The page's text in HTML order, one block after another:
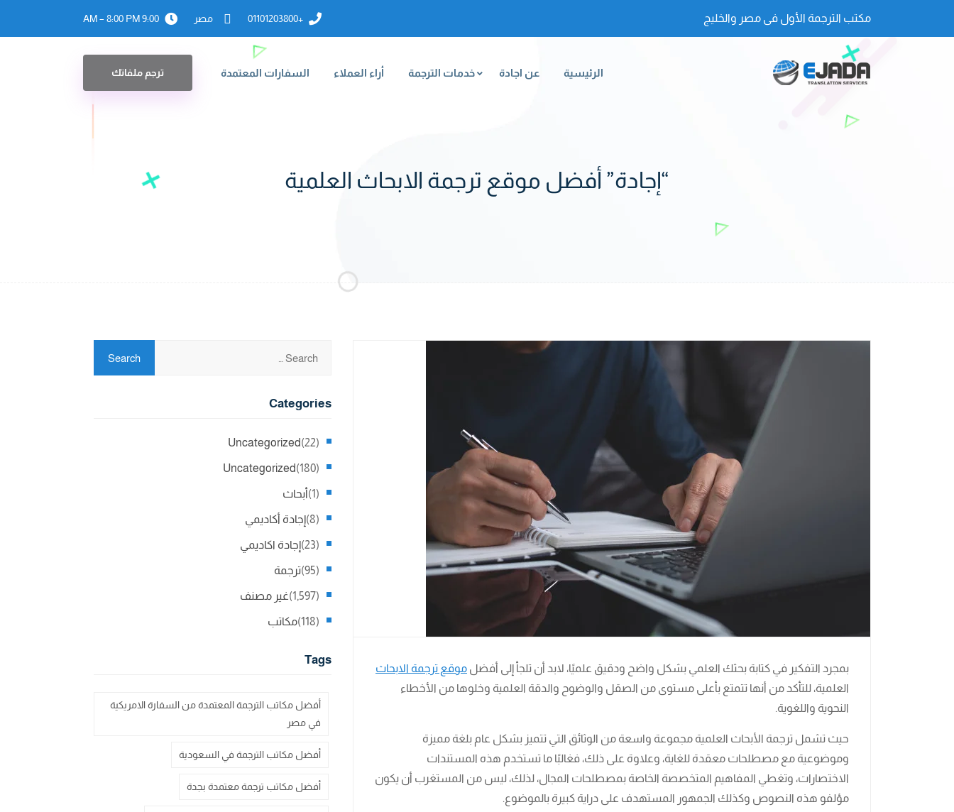
مكتب الترجمة الأول فى مصر والخليج +01101203800 مصر 9:00 AM – 8:00 PM
الرئيسية عن اجادة خدمات الترجمة أراء العملاء السفارات المعتمدة ترجم ملفاتك
“إجادة” أفضل موقع ترجمة الابحاث العلمية
بمجرد التفكير في كتابة بحثك العلمي بشكل واضح ودقيق علميًا، لابد أن تلجأ إلى أفضل موقع ترجمة الابحاث
العلمية، للتأكد من أنها تتمتع بأعلى مستوى من الصقل والوضوح والدقة العلمية وخلوها من الأخطاء
النحوية واللغوية.
حيث تشمل ترجمة الأبحاث العلمية مجموعة واسعة من الوثائق التي تتميز بشكل عام بلغة مميزة
وموضوعية مع مصطلحات معقدة للغاية، وعلاوة على ذلك، فغالبًا ما تستخدم هذه المستندات
الاختصارات، وتغطي المفاهيم المتخصصة الخاصة بمصطلحات المجال، لذلك، ليس من المستغرب أن يكون
مؤلفو هذه النصوص وكذلك الجمهور المستهدف على دراية كبيرة بالموضوع.
Categories
Uncategorized (22)
Uncategorized (180)
أبحاث (1)
إجادة أكاديمي (8)
إجادة اكاديمي (23)
ترجمة (95)
غير مصنف (1,597)
مكاتب (118)
Tags
أفضل مكاتب الترجمة المعتمدة من السفارة الامريكية
في مصر
أفضل مكاتب الترجمة في السعودية
أفضل مكاتب ترجمة معتمدة بجدة